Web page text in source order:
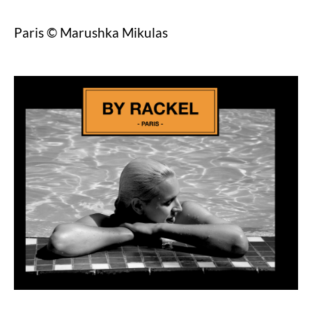
Paris © Marushka Mikulas